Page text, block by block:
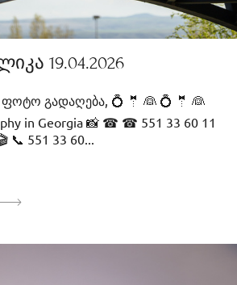
19.04.2026
გადაღება, 💍 🤵 👰 💍 🤵 👰
in Georgia 📸 ☎ ☎ 551 33 60 11
📞 551 33 60...